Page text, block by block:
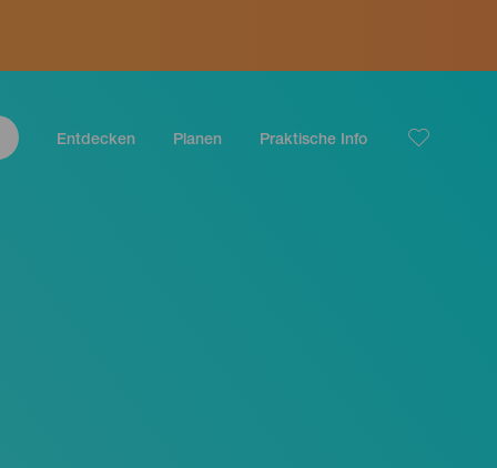
Entdecken Planen Praktische Info